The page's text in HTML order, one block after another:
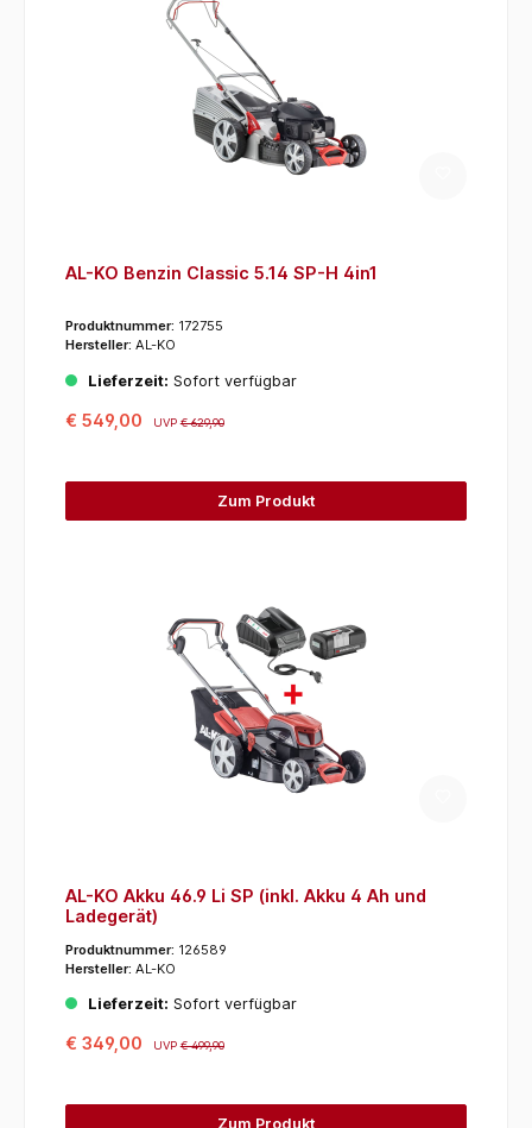
AL-KO Benzin Classic 5.14 SP-H 4in1
Produktnummer: 172755
Hersteller: AL-KO
Lieferzeit: Sofort verfügbar
€ 549,00 UVP€ 629,90
Zum Produkt
AL-KO Akku 46.9 Li SP (inkl. Akku 4 Ah und
Ladegerät)
Produktnummer: 126589
Hersteller: AL-KO
Lieferzeit: Sofort verfügbar
€ 349,00 UVP€ 499,90
Zum Produkt